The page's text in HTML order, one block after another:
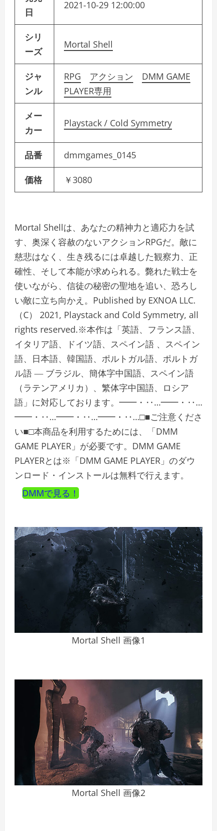
日
2021-10-29 12:00:00
シリ
ーズ
Mortal Shell
ジャ
ンル
RPG アクション
DMM GAME
PLAYER専用
メー
カー
Playstack / Cold Symmetry
品番 dmmgames_0145
価格 ￥3080
Mortal Shellは、あなたの精神力と適応力を試
す、奥深く容赦のないアクションRPGだ。敵に
慈悲はなく、生き残るには卓越した観察力、正
確性、そして本能が求められる。斃れた戦士を
使いながら、信徒の秘密の聖地を追い、恐ろし
い敵に立ち向かえ。Published by EXNOA LLC.
（C） 2021, Playstack and Cold Symmetry, all
rights reserved.※本作は「英語、フランス語、
イタリア語、ドイツ語、スペイン語 、スペイン
語、日本語、韓国語、ポルトガル語、ポルトガ
ル語 ― ブラジル、簡体字中国語、スペイン語
（ラテンアメリカ）、繁体字中国語、ロシア
語」に対応しております。━━・‥…━━・‥…
━━・‥…━━・‥…━━・‥…□■ご注意くださ
い■□本商品を利用するためには、「DMM
GAME PLAYER」が必要です。DMM GAME
PLAYERとは※「DMM GAME PLAYER」のダウ
ンロード・インストールは無料で行えます。
DMMで見る！
Mortal Shell 画像1
Mortal Shell 画像2